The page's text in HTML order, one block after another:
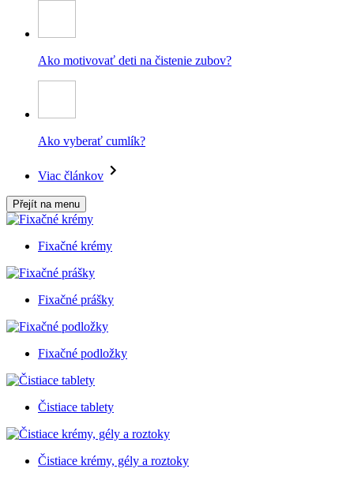
Ako motivovať deti na čistenie zubov?
Ako vyberať cumlík?
Viac článkov
Přejít na menu
Fixačné krémy
Fixačné prášky
Fixačné podložky
Čistiace tablety
Čistiace krémy, gély a roztoky